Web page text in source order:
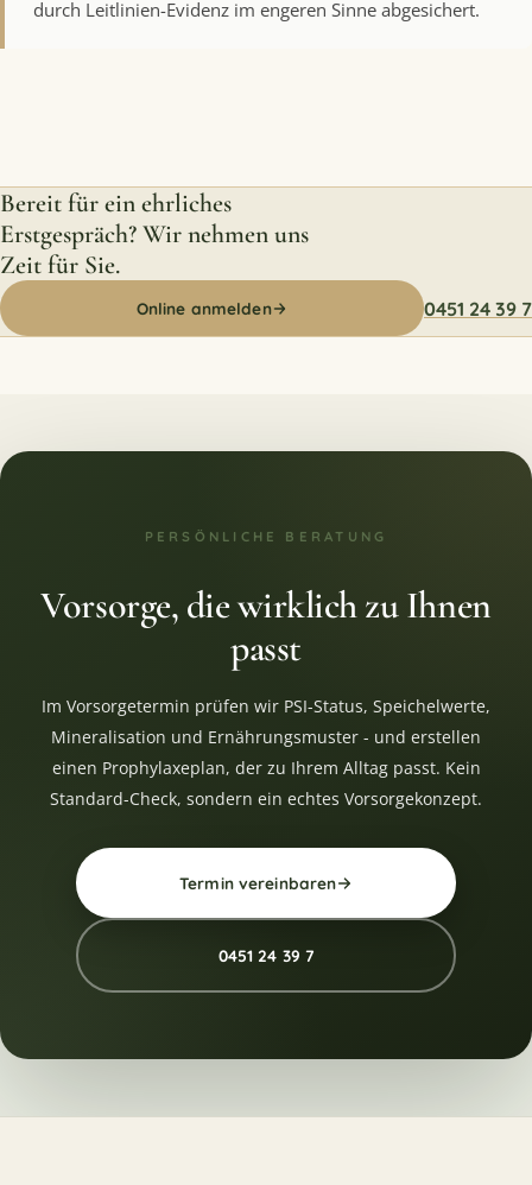
durch Leitlinien-Evidenz im engeren Sinne abgesichert.
Bereit für ein ehrliches
Erstgespräch? Wir nehmen uns
Zeit für Sie.
Online anmelden 0451 24 39 7
PERSÖNLICHE BERATUNG
Vorsorge, die wirklich zu Ihnen
passt
Im Vorsorgetermin prüfen wir PSI-Status, Speichelwerte,
Mineralisation und Ernährungsmuster - und erstellen
einen Prophylaxeplan, der zu Ihrem Alltag passt. Kein
Standard-Check, sondern ein echtes Vorsorgekonzept.
Termin vereinbaren
0451 24 39 7